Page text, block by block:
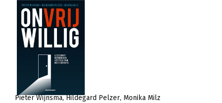
Pieter Wijnsma Hildegard Pelzer Monika Milz